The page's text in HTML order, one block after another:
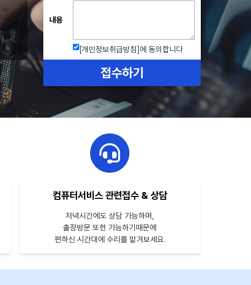
내용
[개인정보취급방침] 에 동의합니다
접수하기
컴퓨터서비스 관련접수 & 상담
저녁시간에도 상담 가능하며,
출장방문 또한 가능하기때문에
편하신 시간대에 수리를 맡겨보세요.